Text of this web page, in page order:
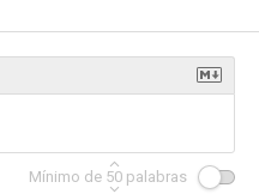
Mínimo de 50 palabras